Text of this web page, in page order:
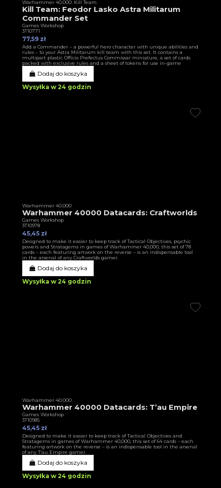
Warhammer 40.000: Kill Team
Kill Team: Feodor Lasko Astra Militarum
Commander Set
Games Workshop
3T10771
77,59 zł
Add a Commander – a powerful hero character with unique abilities and
rules – to your Astra Militarum kill team with this set. It contains a
multipart plastic Officio Prefectus Commissar miniature, a set of cards
packed with exclusive rules and a sheet of tokens for use in-game
Dodaj do koszyka
Wysyłka w 24 godzin
Warhammer 40.000
Warhammer 40000 Datacards: Craftworlds
Games Workshop
3T10978
45,45 zł
Designed to make it easier to keep track of Tactical Objectives, psychic
powers and Stratagems in games of Warhammer 40,000, this set of 78
cards – each featuring artwork on the reverse – is an indispensable tool
in the arsenal of any Craftworlds gamer.
Dodaj do koszyka
Wysyłka w 24 godzin
Warhammer 40.000
Warhammer 40000 Datacards: T’au Empire
Games Workshop
3T10985
45,45 zł
Designed to make it easier to keep track of Tactical Objectives and
Stratagems in games of Warhammer 40,000, this set of 64 cards – each
featuring artwork on the reverse – is an indispensable tool in the arsenal
of any T’au Empire gamer.
Dodaj do koszyka
Wysyłka w 24 godzin